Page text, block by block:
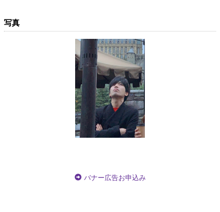
写真
バナー広告お申込み